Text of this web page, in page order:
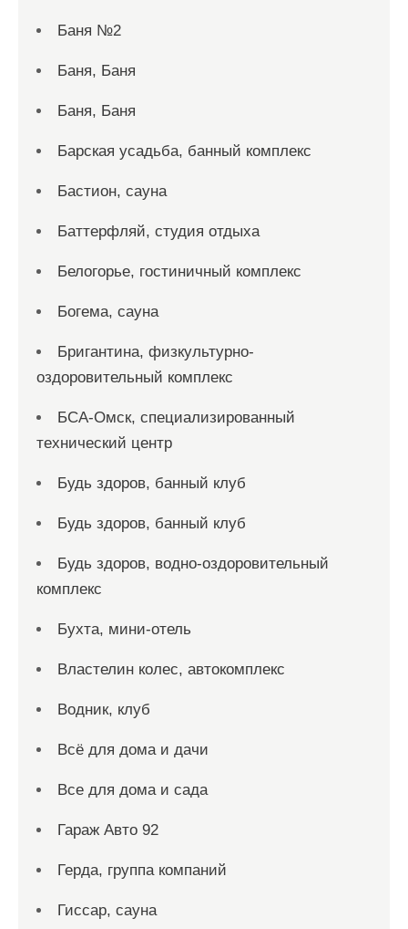
Баня №2
Баня, Баня
Баня, Баня
Барская усадьба, банный комплекс
Бастион, сауна
Баттерфляй, студия отдыха
Белогорье, гостиничный комплекс
Богема, сауна
Бригантина, физкультурно-
оздоровительный комплекс
БСА-Омск, специализированный
технический центр
Будь здоров, банный клуб
Будь здоров, банный клуб
Будь здоров, водно-оздоровительный
комплекс
Бухта, мини-отель
Властелин колес, автокомплекс
Водник, клуб
Всё для дома и дачи
Все для дома и сада
Гараж Авто 92
Герда, группа компаний
Гиссар, сауна